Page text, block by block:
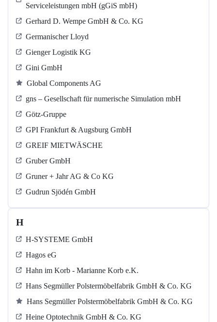
Serviceleistungen mbH (gGiS mbH)
Gerhard D. Wempe GmbH & Co. KG
Germanischer Lloyd
Gienger Logistik KG
Gini GmbH
Global Components AG
gns – Gesellschaft für numerische Simulation mbH
Götz-Gruppe
GPI Frankfurt & Augsburg GmbH
GREIF MIETWÄSCHE
Gruber GmbH
Gruner + Jahr AG & Co KG
Gudrun Sjödén GmbH
H
H-SYSTEME GmbH
Hagos eG
Hahn im Korb - Marianne Korb e.K.
Hans Segmüller Polstermöbelfabrik GmbH & Co. KG
Hans Segmüller Polstermöbelfabrik GmbH & Co. KG
Heine Optotechnik GmbH & Co. KG